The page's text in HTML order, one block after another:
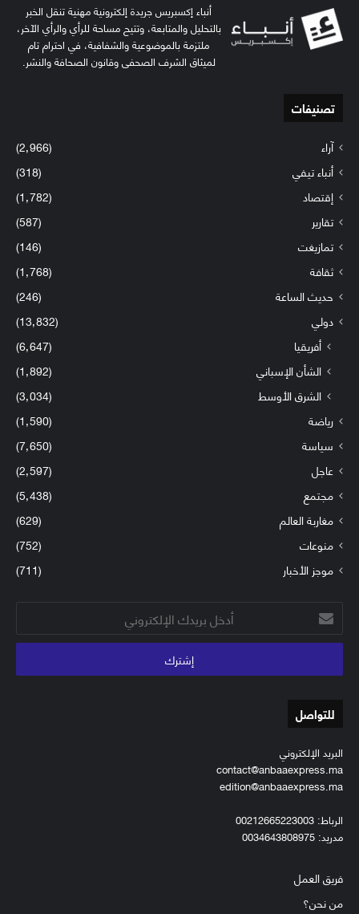
أنباء إكسبريس جريدة إلكترونية مهنية تنقل الخبر
بالتحليل والمتابعة، وتتيح مساحة للرأي والرأي الآخر،
ملتزمة بالموضوعية والشفافية، في احترام تام
لميثاق الشرف الصحفي وقانون الصحافة والنشر.
تصنيفات
آراء
(2٬966)
أنباء تيفي
(318)
إقتصاد
(1٬782)
تقارير
(587)
تمازيغت
(146)
ثقافة
(1٬768)
حديث الساعة
(246)
دولي
(13٬832)
أفريقيا
(6٬647)
الشأن الإسباني
(1٬892)
الشرق الأوسط
(3٬034)
رياضة
(1٬590)
سياسة
(7٬650)
عاجل
(2٬597)
مجتمع
(5٬438)
مغاربة العالم
(629)
منوعات
(752)
موجز الأخبار
(711)
أدخل
بريدك
الإلكتروني
للتواصل
البريد الإلكتروني
contact@anbaaexpress.ma
edition@anbaaexpress.ma
الرباط: 00212665223003
مدريد: 0034643808975
فريق العمل
من نحن؟